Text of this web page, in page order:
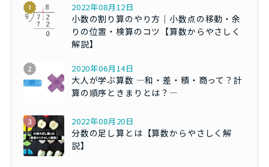
2022年08月12日
小数の割り算のやり方｜小数点の移動・余
りの位置・検算のコツ【算数からやさしく
解説】
2020年06月14日
大人が学ぶ算数 ―和・差・積・商って？計
算の順序ときまりとは？―
2022年08月20日
分数の足し算とは【算数からやさしく解
説】